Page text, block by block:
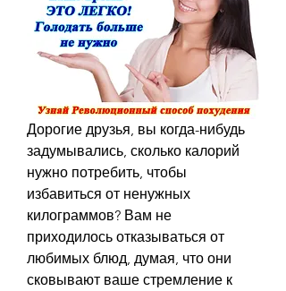
Дорогие друзья, вы когда-нибудь
задумывались, сколько калорий
нужно потребить, чтобы
избавиться от ненужных
килограммов? Вам не
приходилось отказываться от
любимых блюд, думая, что они
сковывают ваше стремление к